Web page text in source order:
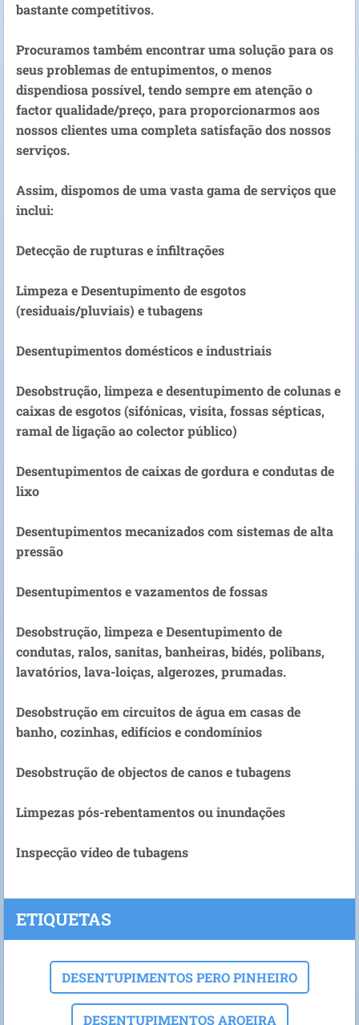
bastante competitivos.
Procuramos também encontrar uma solução para os
seus problemas de entupimentos, o menos
dispendiosa possível, tendo sempre em atenção o
factor qualidade/preço, para proporcionarmos aos
nossos clientes uma completa satisfação dos nossos
serviços.
Assim, dispomos de uma vasta gama de serviços que
inclui:
Detecção de rupturas e infiltrações
Limpeza e Desentupimento de esgotos
(residuais/pluviais) e tubagens
Desentupimentos domésticos e industriais
Desobstrução, limpeza e desentupimento de colunas e
caixas de esgotos (sifónicas, visita, fossas sépticas,
ramal de ligação ao colector público)
Desentupimentos de caixas de gordura e condutas de
lixo
Desentupimentos mecanizados com sistemas de alta
pressão
Desentupimentos e vazamentos de fossas
Desobstrução, limpeza e Desentupimento de
condutas, ralos, sanitas, banheiras, bidés, polibans,
lavatórios, lava-loiças, algerozes, prumadas.
Desobstrução em circuitos de água em casas de
banho, cozinhas, edifícios e condomínios
Desobstrução de objectos de canos e tubagens
Limpezas pós-rebentamentos ou inundações
Inspecção vídeo de tubagens
ETIQUETAS
DESENTUPIMENTOS PERO PINHEIRO
DESENTUPIMENTOS AROEIRA